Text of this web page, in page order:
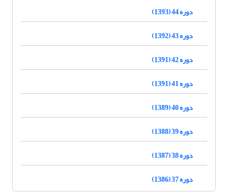
دوره 44 (1393)
دوره 43 (1392)
دوره 42 (1391)
دوره 41 (1391)
دوره 40 (1389)
دوره 39 (1388)
دوره 38 (1387)
دوره 37 (1386)